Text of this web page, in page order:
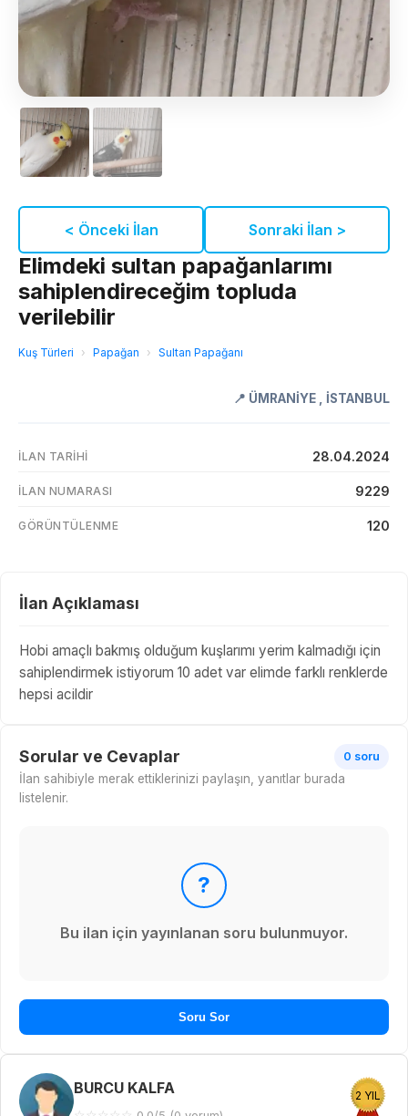
< Önceki İlan Sonraki İlan >
Elimdeki sultan papağanlarımı
sahiplendireceğim topluda
verilebilir
Kuş Türleri › Papağan › Sultan Papağanı
📍 ÜMRANİYE İSTANBUL
İLAN TARIHI 28.04.2024
İLAN NUMARASI 9229
GÖRÜNTÜLENME 120
İlan Açıklaması
Hobi amaçlı bakmış olduğum kuşlarımı yerim kalmadığı için
sahiplendirmek istiyorum 10 adet var elimde farklı renklerde
hepsi acildir
Sorular ve Cevaplar 0 soru
İlan sahibiyle merak ettiklerinizi paylaşın, yanıtlar burada
listelenir.
?
Bu ilan için yayınlanan soru bulunmuyor.
Soru Sor
BURCU KALFA 2 YIL